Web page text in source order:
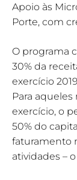
Apoio às
Porte, com
O programa
30% da
exercício
Para
exercício, o
50% do
faturamento
atividades –